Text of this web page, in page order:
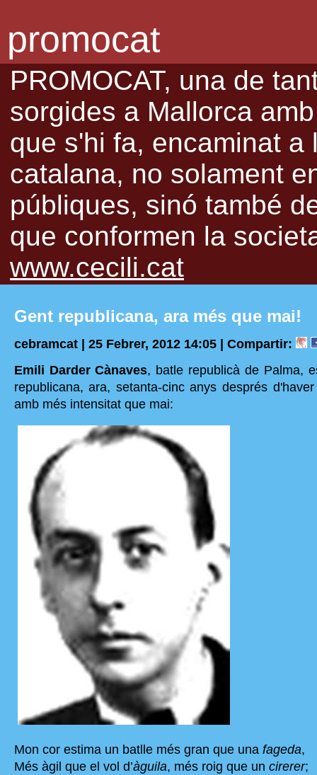
promocat
PROMOCAT, una de
sorgides a Mallorca
que s'hi fa, encaminat
catalana, no solament
públiques, sinó també
que conformen la
www.cecili.cat
Gent republicana, ara més que mai!
cebramcat | 25 Febrer, 2012 14:05 | Compartir:
Emili Darder Cànaves, batle republicà de Palma,
republicana, ara, setanta-cinc anys després
amb més intensitat que mai:
Mon cor estima un batlle més gran que una fageda,
Més àgil que el vol d’àguila, més roig que un cirerer;